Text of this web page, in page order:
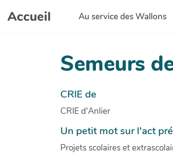
Aller au contenu principal
Accueil Au service des Wallons
Semeurs
CRIE de
CRIE d'Anlier
Un petit mot sur l'act
Projets scolaires et